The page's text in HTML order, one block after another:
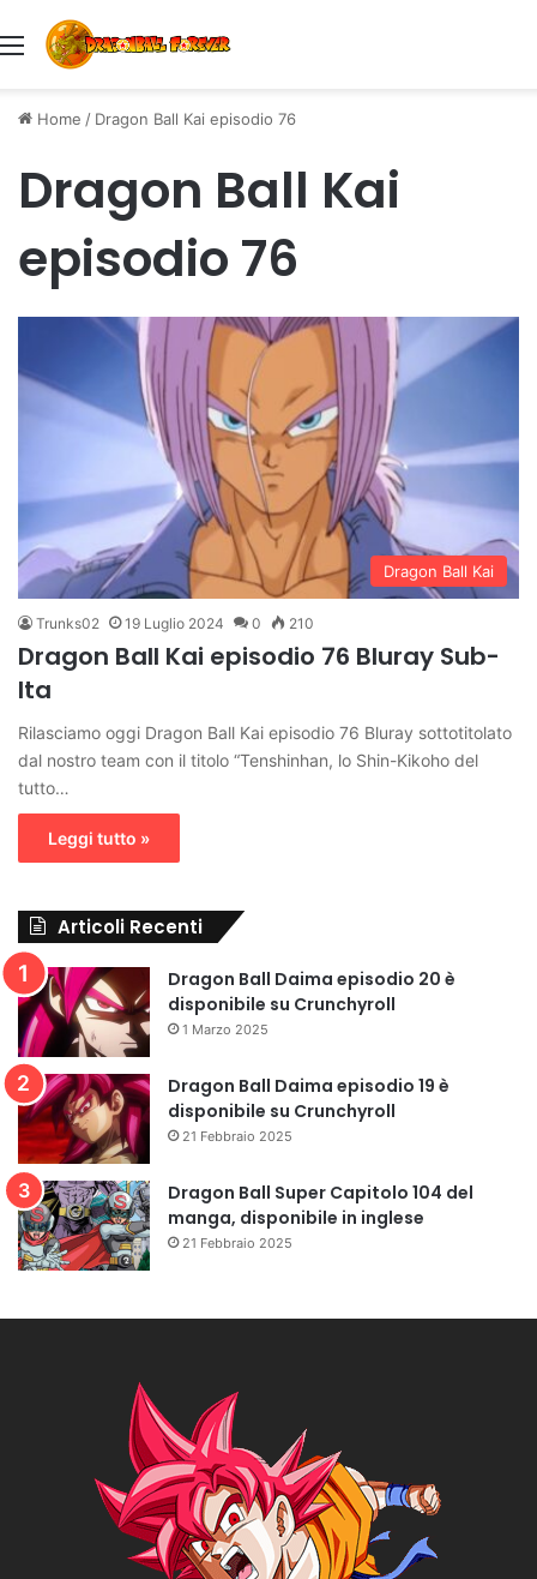
Menu
Home / Dragon Ball Kai episodio 76
Dragon Ball Kai
episodio 76
Dragon Ball Kai
Trunks02 19 Luglio 2024 0 210
Dragon Ball Kai episodio 76 Bluray Sub-
Ita
Rilasciamo oggi Dragon Ball Kai episodio 76 Bluray sottotitolato
dal nostro team con il titolo “Tenshinhan, lo Shin-Kikoho del
tutto…
Leggi tutto »
Articoli Recenti
Dragon Ball Daima episodio 20 è
disponibile su Crunchyroll
1 Marzo 2025
Dragon Ball Daima episodio 19 è
disponibile su Crunchyroll
21 Febbraio 2025
Dragon Ball Super Capitolo 104 del
manga, disponibile in inglese
21 Febbraio 2025